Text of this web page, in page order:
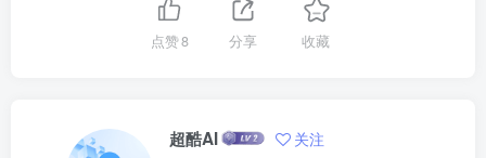
点赞8 分享 收藏
超酷AI 关注